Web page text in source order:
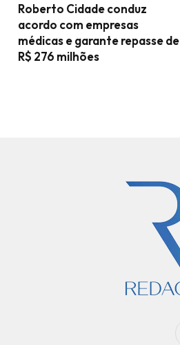
Roberto Cidade conduz
acordo com empresas
médicas e garante repasse de
R$ 276 milhões